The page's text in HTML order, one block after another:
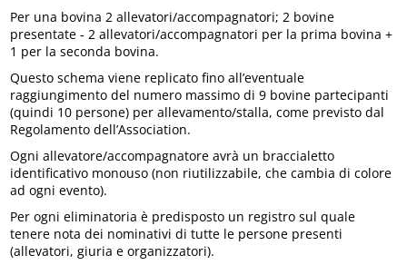
Per una bovina 2 allevatori/accompagnatori; 2 bovine
presentate ‐ 2 allevatori/accompagnatori per la prima bovina +
1 per la seconda bovina.
Questo schema viene replicato fino all’eventuale
raggiungimento del numero massimo di 9 bovine partecipanti
(quindi 10 persone) per allevamento/stalla, come previsto dal
Regolamento dell’Association.
Ogni allevatore/accompagnatore avrà un braccialetto
identificativo monouso (non riutilizzabile, che cambia di colore
ad ogni evento).
Per ogni eliminatoria è predisposto un registro sul quale
tenere nota dei nominativi di tutte le persone presenti
(allevatori, giuria e organizzatori).